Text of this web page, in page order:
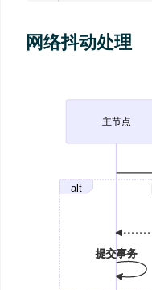
网络抖动处理
主节点
提交事务
alt